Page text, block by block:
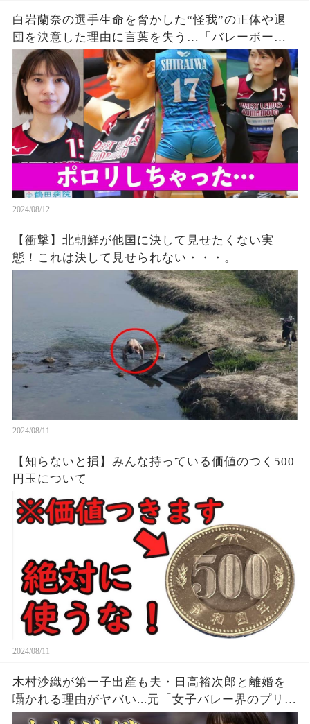
白岩蘭奈の選手生命を脅かした“怪我”の正体や退
団を決意した理由に言葉を失う…「バレーボー
ル」で活躍する選手の“熱愛”の真相に驚きを隠せ
ない…
2024/08/12
【衝撃】北朝鮮が他国に決して見せたくない実
態！これは決して見せられない・・・。
2024/08/11
【知らないと損】みんな持っている価値のつく500
円玉について
2024/08/11
木村沙織が第一子出産も夫・日高裕次郎と離婚を
囁かれる理由がヤバい...元「女子バレー界のプリン
セス」の耳を疑う年収...豊かすぎるバストに驚きを